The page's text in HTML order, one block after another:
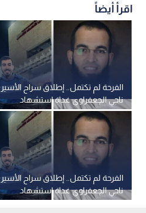
اقرأ أيضاً
الفرحة لم تكتمل.. إطلاق سراح الأسير
ناجي الجعفراوي غداة استشهاد
شقيقه الصحفي صالح (فيديو)
الفرحة لم تكتمل.. إطلاق سراح الأسير
ناجي الجعفراوي غداة استشهاد
شقيقه الصحفي صالح (فيديو)